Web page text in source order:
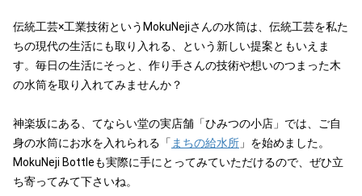
伝統工芸×工業技術というMokuNejiさんの水筒は、伝統工芸を私た
ちの現代の生活にも取り入れる、という新しい提案ともいえま
す。毎日の生活にそっと、作り手さんの技術や想いのつまった木
の水筒を取り入れてみませんか？
神楽坂にある、てならい堂の実店舗「ひみつの小店」では、ご自
身の水筒にお水を入れられる「 まちの給水所 」を始めました。
MokuNeji Bottleも実際に手にとってみていただけるので、ぜひ立
ち寄ってみて下さいね。